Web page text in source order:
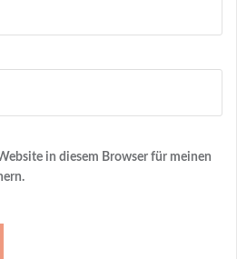
in diesem Browser für meinen